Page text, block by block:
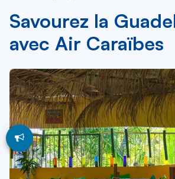
Savourez la
avec Air Caraïbes